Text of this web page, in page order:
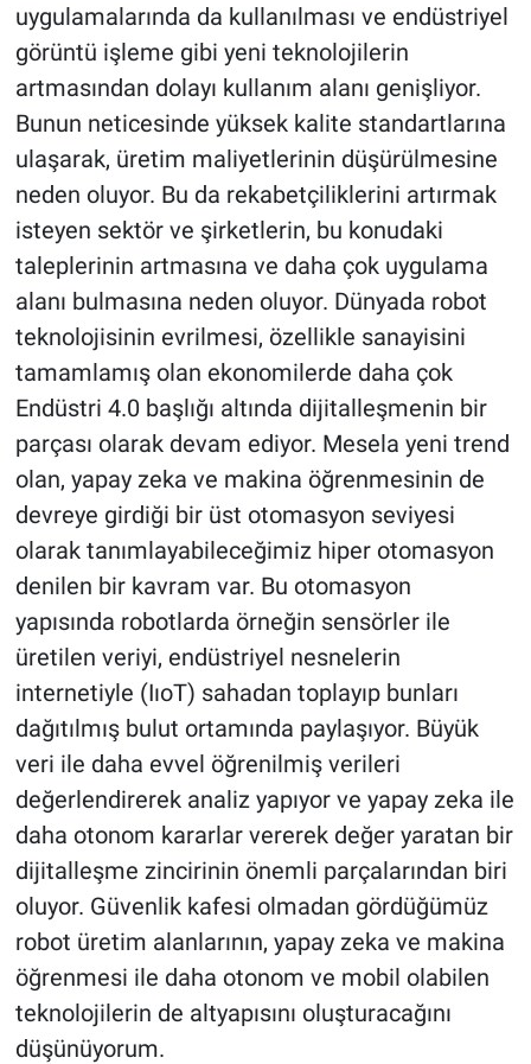
uygulamalarında da kullanılması ve endüstriyel
görüntü işleme gibi yeni teknolojilerin
artmasından dolayı kullanım alanı genişliyor.
Bunun neticesinde yüksek kalite standartlarına
ulaşarak, üretim maliyetlerinin düşürülmesine
neden oluyor. Bu da rekabetçiliklerini artırmak
isteyen sektör ve şirketlerin, bu konudaki
taleplerinin artmasına ve daha çok uygulama
alanı bulmasına neden oluyor. Dünyada robot
teknolojisinin evrilmesi, özellikle sanayisini
tamamlamış olan ekonomilerde daha çok
Endüstri 4.0 başlığı altında dijitalleşmenin bir
parçası olarak devam ediyor. Mesela yeni trend
olan, yapay zeka ve makina öğrenmesinin de
devreye girdiği bir üst otomasyon seviyesi
olarak tanımlayabileceğimiz hiper otomasyon
denilen bir kavram var. Bu otomasyon
yapısında robotlarda örneğin sensörler ile
üretilen veriyi, endüstriyel nesnelerin
internetiyle (IıoT) sahadan toplayıp bunları
dağıtılmış bulut ortamında paylaşıyor. Büyük
veri ile daha evvel öğrenilmiş verileri
değerlendirerek analiz yapıyor ve yapay zeka ile
daha otonom kararlar vererek değer yaratan bir
dijitalleşme zincirinin önemli parçalarından biri
oluyor. Güvenlik kafesi olmadan gördüğümüz
robot üretim alanlarının, yapay zeka ve makina
öğrenmesi ile daha otonom ve mobil olabilen
teknolojilerin de altyapısını oluşturacağını
düşünüyorum.